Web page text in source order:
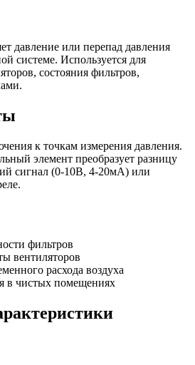
давление или перепад давления
системе. Используется для
состояния фильтров,
к точкам измерения давления.
элемент преобразует разницу
сигнал (0-10В, 4-20мА) или
фильтров
вентиляторов
расхода воздуха
в чистых помещениях